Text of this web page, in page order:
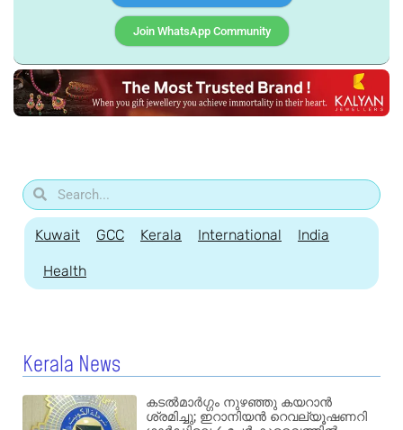
Join WhatsApp Community
Kuwait GCC Kerala International India
Health
Kerala News
കടൽമാർഗ്ഗം നുഴഞ്ഞു കയറാൻ
ശ്രമിച്ചു; ഇറാനിയൻ റെവല്യൂഷണറി